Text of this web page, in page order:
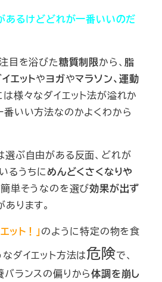
あるけどどれが一番いいのだ
目を浴びた糖質制限から、脂
エットやヨガやマラソン、運動
様々なダイエット法が溢れか
番いい方法なのかよくわから
選ぶ自由がある反面、どれが
るうちにめんどくさくなりや
簡単そうなのを選び効果が出ず
ります。
ット！」のように特定の物を食
ダイエット方法は危険で、
ランスの偏りから体調を崩し